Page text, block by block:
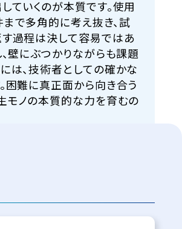
ていくのが本質です。使用
で多角的に考え抜き、試
過程は決して容易ではあ
、壁にぶつかりながらも課題
は、技術者としての確かな
困難に真正面から向き合う
モノの本質的な力を育むの